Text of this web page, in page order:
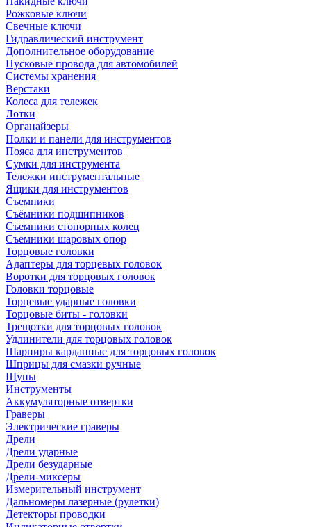
Рожковые ключи
Свечные ключи
Гидравлический инструмент
Дополнительное оборудование
Пусковые провода для автомобилей
Системы хранения
Верстаки
Колеса для тележек
Лотки
Органайзеры
Полки и панели для инструментов
Пояса для инструментов
Сумки для инструмента
Тележки инструментальные
Ящики для инструментов
Съемники
Съёмники подшипников
Съемники стопорных колец
Съемники шаровых опор
Торцовые головки
Адаптеры для торцевых головок
Воротки для торцовых головок
Головки торцовые
Торцевые ударные головки
Торцовые биты - головки
Трещотки для торцовых головок
Удлинители для торцовых головок
Шарниры карданные для торцовых головок
Шприцы для смазки ручные
Щупы
Инструменты
Аккумуляторные отвертки
Граверы
Электрические граверы
Дрели
Дрели ударные
Дрели безударные
Дрели-миксеры
Измерительный инструмент
Дальномеры лазерные (рулетки)
Детекторы проводки